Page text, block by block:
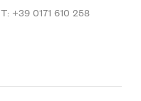
T: +39 0171 610 258